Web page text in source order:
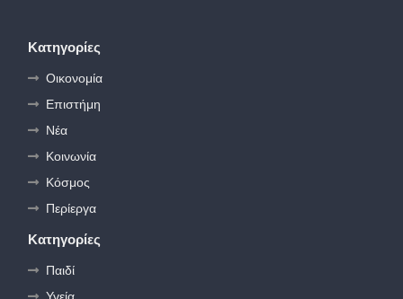
Κατηγορίες
Οικονομία
Επιστήμη
Νέα
Κοινωνία
Κόσμος
Περίεργα
Κατηγορίες
Παιδί